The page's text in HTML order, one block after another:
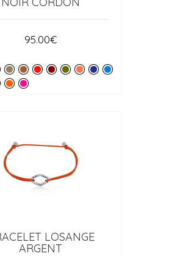
95.00€
LOSANGE
ARGENT